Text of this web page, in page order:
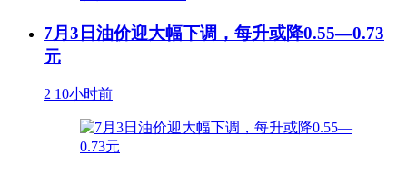
7月3日油价迎大幅下调，每升或降0.55—0.73
元
2 10小时前